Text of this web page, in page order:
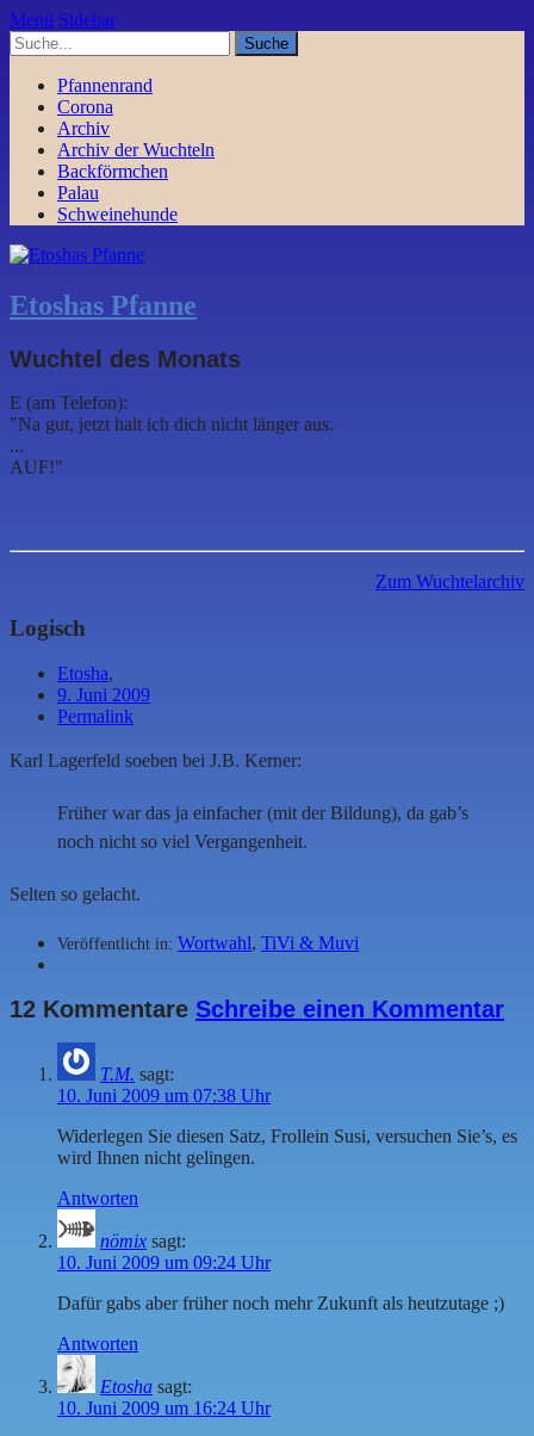
Menü Sidebar
Pfannenrand
Corona
Archiv
Archiv der Wuchteln
Backförmchen
Palau
Schweinehunde
Etoshas Pfanne
Wuchtel des Monats
E (am Telefon):
"Na gut, jetzt halt ich dich nicht länger aus.
...
AUF!"
Zum Wuchtelarchiv
Logisch
Etosha,
9. Juni 2009
Permalink
Karl Lagerfeld soeben bei J.B. Kerner:
Früher war das ja einfacher (mit der Bildung), da gab’s
noch nicht so viel Vergangenheit.
Selten so gelacht.
Veröffentlicht in: Wortwahl, TiVi & Muvi
12 Kommentare Schreibe einen Kommentar
T.M. sagt:
10. Juni 2009 um 07:38 Uhr
Widerlegen Sie diesen Satz, Frollein Susi, versuchen Sie’s, es
wird Ihnen nicht gelingen.
Antworten
nömix sagt:
10. Juni 2009 um 09:24 Uhr
Dafür gabs aber früher noch mehr Zukunft als heutzutage ;)
Antworten
Etosha sagt:
10. Juni 2009 um 16:24 Uhr